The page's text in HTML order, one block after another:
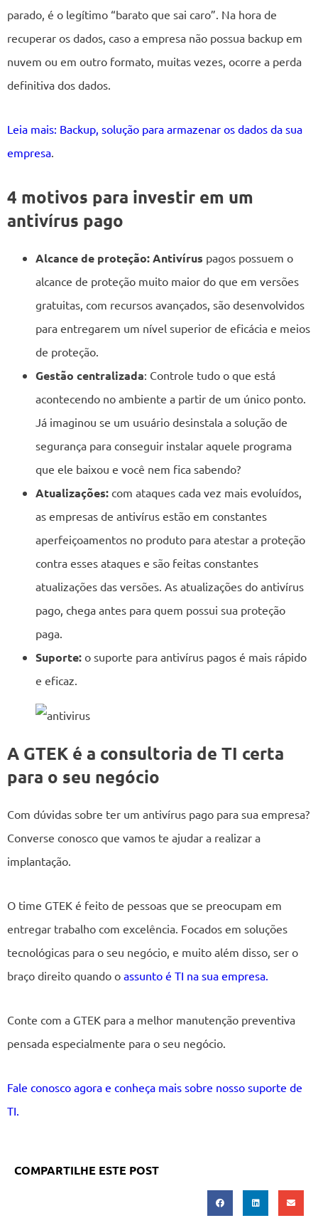
parado, é o legítimo “barato que sai caro”. Na hora de
recuperar os dados, caso a empresa não possua backup em
nuvem ou em outro formato, muitas vezes, ocorre a perda
definitiva dos dados.
Leia mais: Backup, solução para armazenar os dados da sua
empresa
4 motivos para investir em um
antivírus pago
Alcance de proteção:Antivírus pagos possuem o
alcance de proteção muito maior do que em versões
gratuitas, com recursos avançados, são desenvolvidos
para entregarem um nível superior de eficácia e meios
de proteção.
Gestão centralizada: Controle tudo o que está
acontecendo no ambiente a partir de um único ponto.
Já imaginou se um usuário desinstala a solução de
segurança para conseguir instalar aquele programa
que ele baixou e você nem fica sabendo?
Atualizações: com ataques cada vez mais evoluídos,
as empresas de antivírus estão em constantes
aperfeiçoamentos no produto para atestar a proteção
contra esses ataques e são feitas constantes
atualizações das versões. As atualizações do antivírus
pago, chega antes para quem possui sua proteção
paga.
Suporte: o suporte para antivírus pagos é mais rápido
e eficaz.
A GTEK é a consultoria de TI certa
para o seu negócio
Com dúvidas sobre ter um antivírus pago para sua empresa?
Converse conosco que vamos te ajudar a realizar a
implantação.
O time GTEK é feito de pessoas que se preocupam em
entregar trabalho com excelência. Focados em soluções
tecnológicas para o seu negócio, e muito além disso, ser o
braço direito quando o assunto é TI na sua empresa.
Conte com a GTEK para a melhor manutenção preventiva
pensada especialmente para o seu negócio.
Fale conosco agora e conheça mais sobre nosso suporte de
TI.
COMPARTILHE ESTE POST